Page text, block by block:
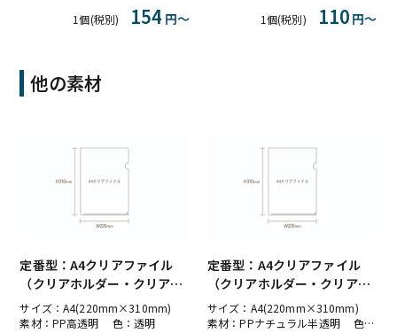
1個(税別)
154円〜
1個(税別)
110円〜
他の素材
定番型：A4クリアファイル
（クリアホルダー・クリアフ
ォルダー）PP高透明
サイズ：A4(220mm×310mm)
素材：PP高透明 色：透明
定番型：A4クリアファイル
（クリアホルダー・クリアフ
ォルダー）PPナチュラル半透
明
サイズ：A4(220mm×310mm)
素材：PPナチュラル半透明 色：半透明